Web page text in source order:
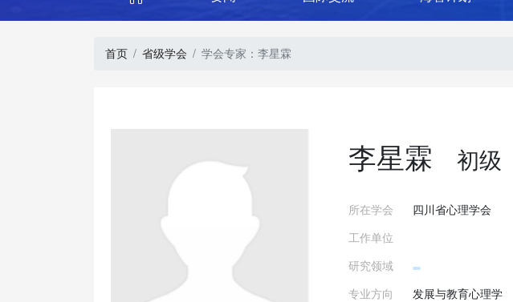
首页 省级学会 学会专家：李星霖
李星霖 初级
所在学会
四川省心理学会
工作单位
研究领域
专业方向
发展与教育心理学